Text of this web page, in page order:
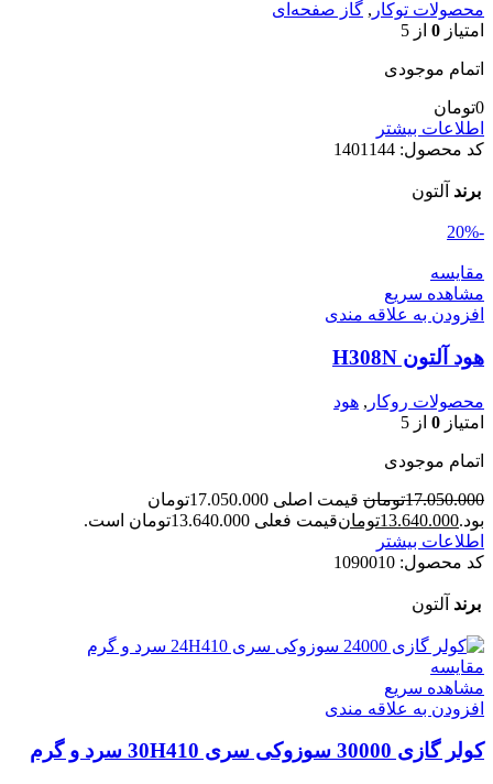
محصولات توکار , گاز صفحه‌ای
امتیاز 0 از 5
اتمام موجودی
0تومان
اطلاعات بیشتر
کد محصول: 1401144
برند آلتون
-20%
مقایسه
مشاهده سریع
افزودن به علاقه مندی
هود آلتون H308N
محصولات روکار , هود
امتیاز 0 از 5
اتمام موجودی
17.050.000تومان
قیمت اصلی 17.050.000تومان
بود.13.640.000تومانقیمت فعلی 13.640.000تومان است.
اطلاعات بیشتر
کد محصول: 1090010
برند آلتون
مقایسه
مشاهده سریع
افزودن به علاقه مندی
کولر گازی 30000 سوزوکی سری 30H410 سرد و گرم